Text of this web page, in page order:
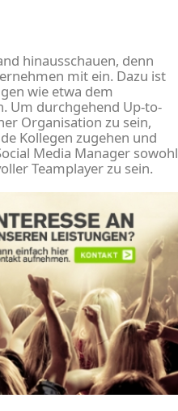
hinausschauen, denn
mit ein. Dazu ist
wie etwa dem
Um durchgehend Up-to-
Organisation zu sein,
Kollegen zugehen und
Media Manager sowohl
Teamplayer zu sein.